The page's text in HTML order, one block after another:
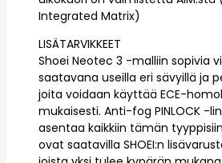
Integrated Matrix)
LISÄTARVIKKEET
Shoei Neotec 3 -malliin sopivia
saatavana useilla eri sävyillä ja
joita voidaan käyttää ECE-
mukaisesti. Anti-fog PINLOCK -
asentaa kaikkiin tämän
ovat saatavilla SHOEI:n